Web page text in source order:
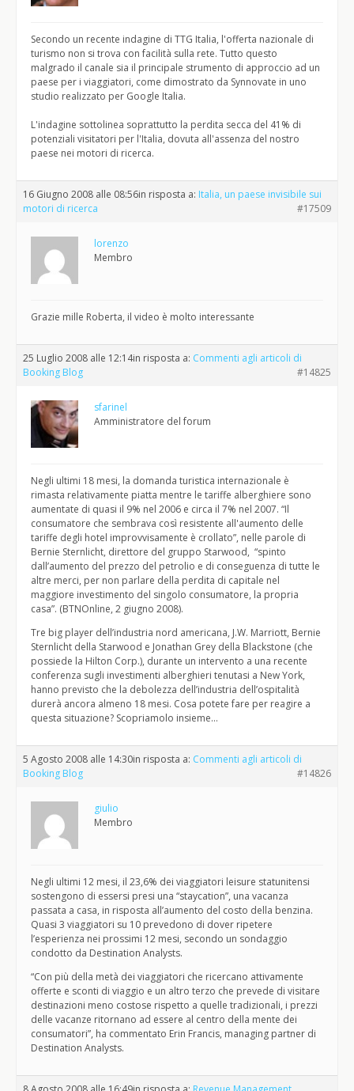
Secondo un recente indagine di TTG Italia, l'offerta nazionale di
turismo non si trova con facilità sulla rete. Tutto questo
malgrado il canale sia il principale strumento di approccio ad un
paese per i viaggiatori, come dimostrato da Synnovate in uno
studio realizzato per Google Italia.
L'indagine sottolinea soprattutto la perdita secca del 41% di
potenziali visitatori per l'Italia, dovuta all'assenza del nostro
paese nei motori di ricerca.
16 Giugno 2008 alle 08:56in risposta a: Italia, un paese invisibile sui
motori di ricerca
#17509
lorenzo
Membro
Grazie mille Roberta, il video è molto interessante
25 Luglio 2008 alle 12:14in risposta a: Commenti agli articoli di
Booking Blog
#14825
sfarinel
Amministratore del forum
Negli ultimi 18 mesi, la domanda turistica internazionale è
rimasta relativamente piatta mentre le tariffe alberghiere sono
aumentate di quasi il 9% nel 2006 e circa il 7% nel 2007. “Il
consumatore che sembrava così resistente all'aumento delle
tariffe degli hotel improvvisamente è crollato”, nelle parole di
Bernie Sternlicht, direttore del gruppo Starwood, “spinto
dall’aumento del prezzo del petrolio e di conseguenza di tutte le
altre merci, per non parlare della perdita di capitale nel
maggiore investimento del singolo consumatore, la propria
casa”. (BTNOnline, 2 giugno 2008).
Tre big player dell’industria nord americana, J.W. Marriott, Bernie
Sternlicht della Starwood e Jonathan Grey della Blackstone (che
possiede la Hilton Corp.), durante un intervento a una recente
conferenza sugli investimenti alberghieri tenutasi a New York,
hanno previsto che la debolezza dell’industria dell’ospitalità
durerà ancora almeno 18 mesi. Cosa potete fare per reagire a
questa situazione? Scopriamolo insieme…
5 Agosto 2008 alle 14:30in risposta a: Commenti agli articoli di
Booking Blog
#14826
giulio
Membro
Negli ultimi 12 mesi, il 23,6% dei viaggiatori leisure statunitensi
sostengono di essersi presi una “staycation”, una vacanza
passata a casa, in risposta all’aumento del costo della benzina.
Quasi 3 viaggiatori su 10 prevedono di dover ripetere
l’esperienza nei prossimi 12 mesi, secondo un sondaggio
condotto da Destination Analysts.
“Con più della metà dei viaggiatori che ricercano attivamente
offerte e sconti di viaggio e un altro terzo che prevede di visitare
destinazioni meno costose rispetto a quelle tradizionali, i prezzi
delle vacanze ritornano ad essere al centro della mente dei
consumatori”, ha commentato Erin Francis, managing partner di
Destination Analysts.